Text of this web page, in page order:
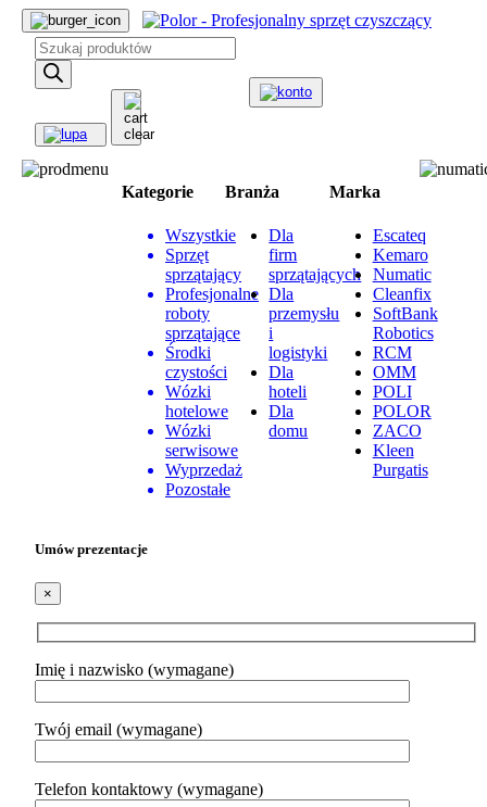
Wyszukiwarka
produktów
Kategorie
Wszystkie
Sprzęt
sprzątający
Profesjonalne
roboty
sprzątające
Środki
czystości
Wózki
hotelowe
Wózki
serwisowe
Wyprzedaż
Pozostałe
Branża
Dla
firm
sprzątających
Dla
przemysłu
i
logistyki
Dla
hoteli
Dla
domu
Marka
Escateq
Kemaro
Numatic
Cleanfix
SoftBank
Robotics
RCM
OMM
POLI
POLOR
ZACO
Kleen
Purgatis
Umów prezentacje
×
Imię i nazwisko (wymagane)
Twój email (wymagane)
Telefon kontaktowy (wymagane)